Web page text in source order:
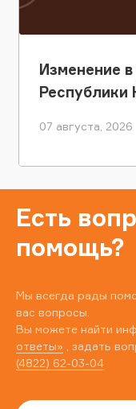
Изменение
Республики
07 августа, 2026
Есть
помощь?
Мы всегда рады
вас вопросы.
Вы можете найти
ответы» , задать
(4822) 62-03-04